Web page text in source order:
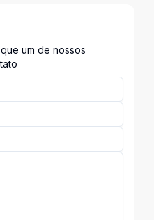
um de nossos